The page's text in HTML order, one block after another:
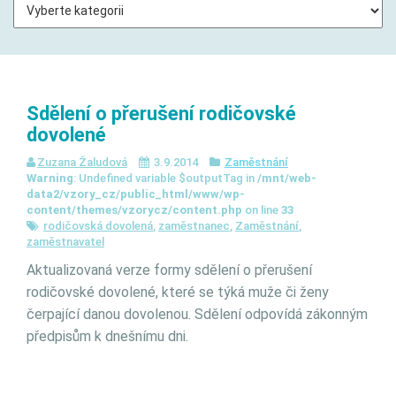
Sdělení o přerušení rodičovské
dovolené
Zuzana Žaludová 3.9.2014
Zaměstnání
Warning: Undefined variable $outputTag in /mnt/web-
data2/vzory_cz/public_html/www/wp-
content/themes/vzorycz/content.php on line 33
rodičovská dovolená, zaměstnanec, Zaměstnání,
zaměstnavatel
Aktualizovaná verze formy sdělení o přerušení
rodičovské dovolené, které se týká muže či ženy
čerpající danou dovolenou. Sdělení odpovídá zákonným
předpisům k dnešnímu dni.